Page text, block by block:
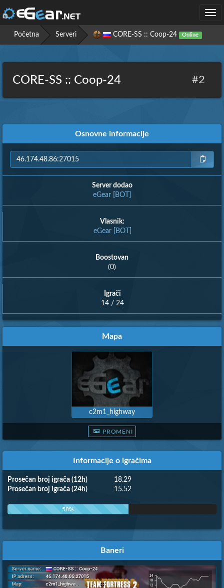
Početna
Serveri CORE-SS :: Coop-24 Online
CORE-SS :: Coop-24 #2
Osnovne informacije
Server dodao
eGear [BOT]
Vlasnik:
eGear [BOT]
Boostovan
(0)
Igrači
14 / 24
Mapa
c2m1_highway
PROMENI
Informacije o igračima
Prosečan broj igrača (12h)
18.29
Prosečan broj igrača (24h)
15.52
58%
Baneri